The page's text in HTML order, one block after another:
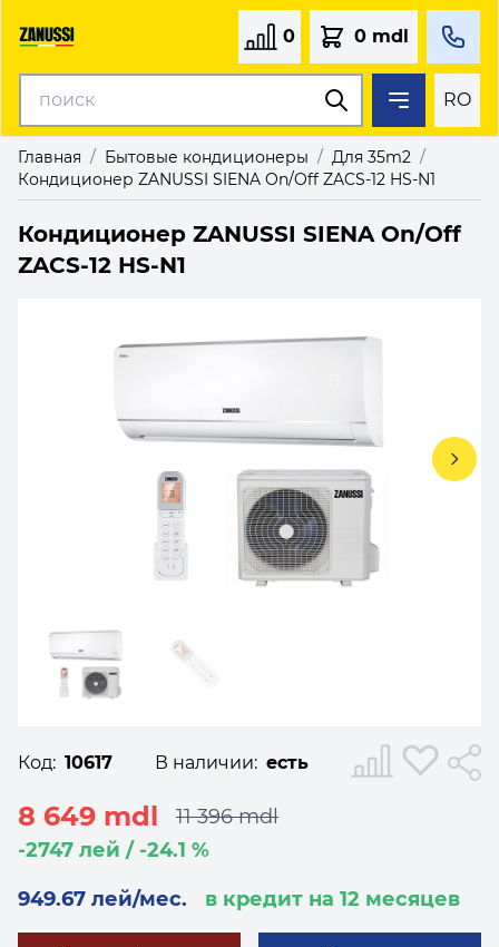
RO
0 0 mdl
Главная / Бытовые кондиционеры / Для 35m2 /
Кондиционер ZANUSSI SIENA On/Off ZACS-12 HS-N1
Кондиционер ZANUSSI SIENA On/Off
ZACS-12 HS-N1
Код: 10617 В наличии: есть
8 649 mdl
11 396 mdl
-2747 лей / -24.1 %
949.67 лей/мес.
в кредит на 12 месяцев